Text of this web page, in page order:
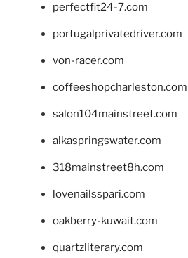
perfectfit24-7.com
portugalprivatedriver.com
von-racer.com
coffeeshopcharleston.com
salon104mainstreet.com
alkaspringswater.com
318mainstreet8h.com
lovenailsspari.com
oakberry-kuwait.com
quartzliterary.com